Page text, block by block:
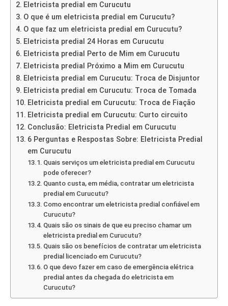
Eletricista predial em Curucutu
O que é um eletricista predial em Curucutu?
O que faz um eletricista predial em Curucutu?
Eletricista predial 24 Horas em Curucutu
Eletricista predial Perto de Mim em Curucutu
Eletricista predial Próximo a Mim em Curucutu
Eletricista predial em Curucutu: Troca de Disjuntor
Eletricista predial em Curucutu: Troca de Tomada
Eletricista predial em Curucutu: Troca de Fiação
Eletricista predial em Curucutu: Curto circuito
Conclusão: Eletricista Predial em Curucutu
6 Perguntas e Respostas Sobre: Eletricista Predial
em Curucutu
Quais serviços um eletricista predial em Curucutu
pode oferecer?
Quanto custa, em média, contratar um eletricista
predial em Curucutu?
Como encontrar um eletricista predial confiável em
Curucutu?
Quais são os sinais de que eu preciso chamar um
eletricista predial em Curucutu?
Quais são os benefícios de contratar um eletricista
predial licenciado em Curucutu?
O que devo fazer em caso de emergência elétrica
predial antes da chegada do eletricista em
Curucutu?